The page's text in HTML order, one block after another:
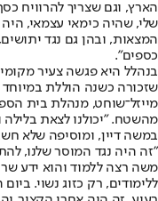
הארץ, וגם שצריך להרוויח
שלי, שהיה כימאי עצמאי, היה
המצאות, ובהן גם נגד
כספים".
שזכורה כשנה הוללת
מייזל־שוחט, מנהלת בית
מהשטח. "יכולנו לצאת
במשה דיין, ומוסיפה שלא
"זה היה נגד המוסר שלנו,
משה רצה ללמוד והוא ידע
ללימודים, רק כזוג נשוי.